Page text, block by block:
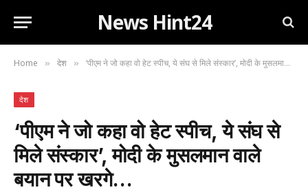
News Hint24
Home » देश » ‘पीएम ने जो कहा वो हेट स्पीच, ये संघ से मिले संस्कार’, मोदी के मुसलमान वाले बयान पर खरगे…
देश
‘पीएम ने जो कहा वो हेट स्पीच, ये संघ से
मिले संस्कार’, मोदी के मुसलमान वाले
बयान पर खरगे…